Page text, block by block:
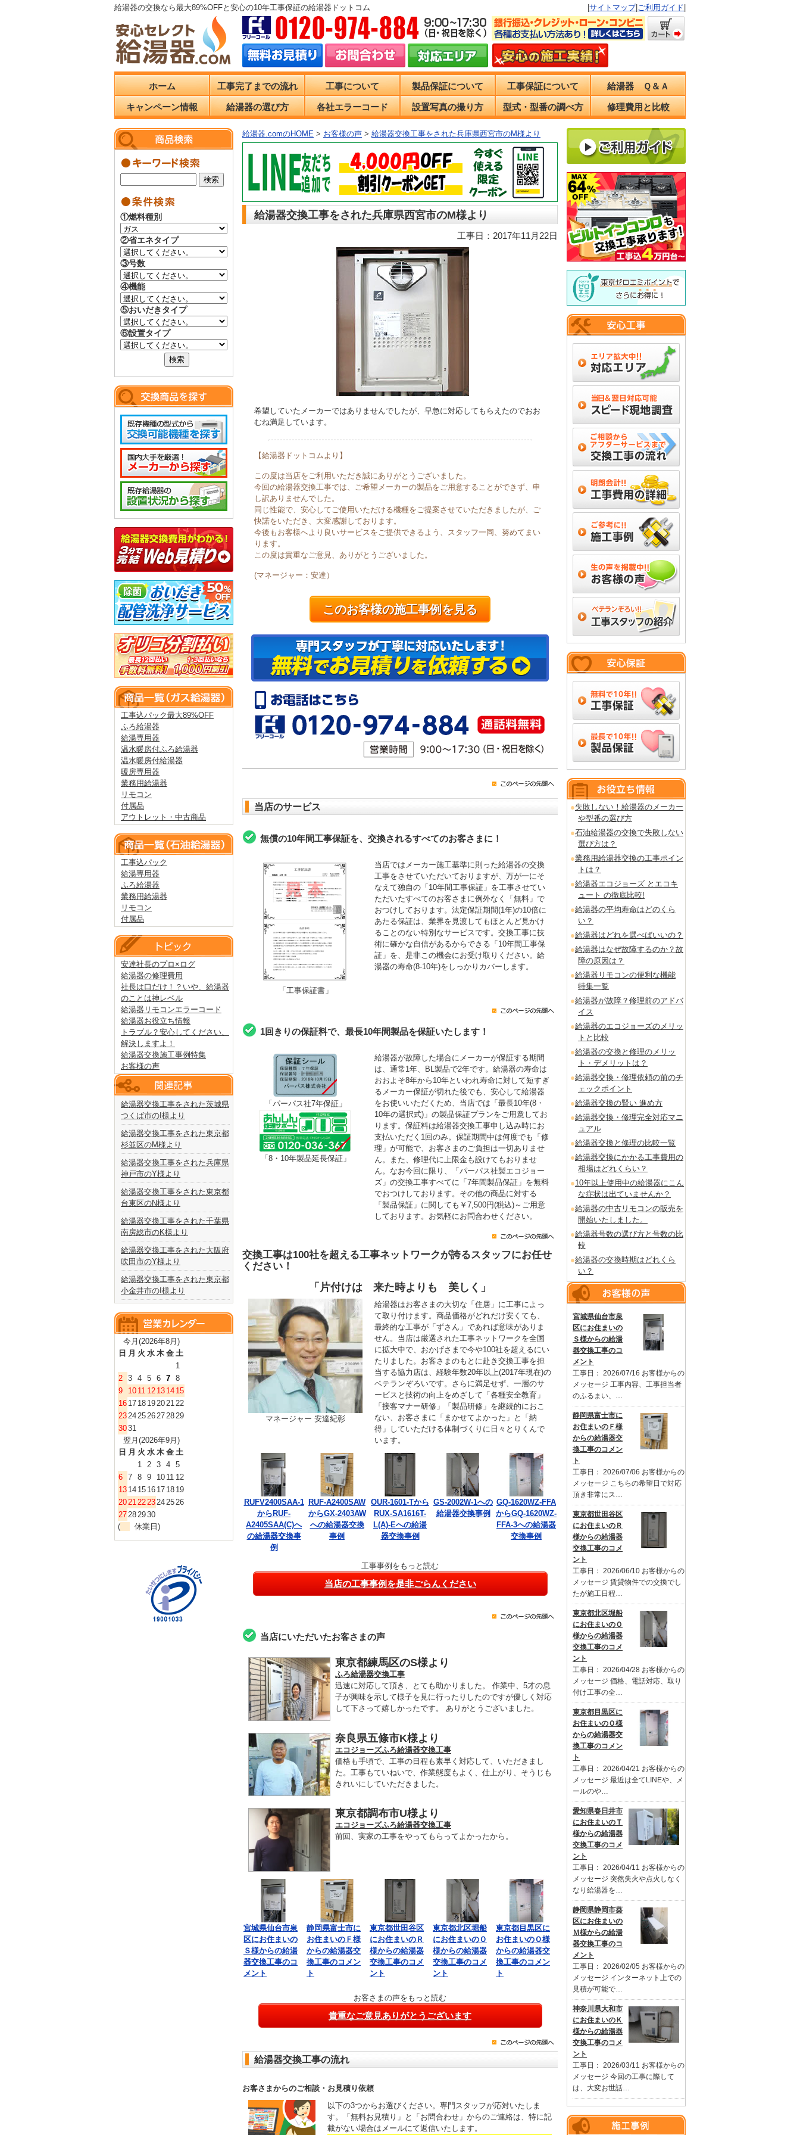
給湯器の交換なら最大89%OFFと安心の10年工事保証の給湯器ドットコム サイトマップ| ご利用ガイド
ホーム 工事完了までの流れ 工事について 製品保証について 工事保証について 給湯器 Ｑ＆Ａ
キャンペーン情報 給湯器の選び方 各社エラーコード 設置写真の撮り方 型式・型番の調べ方 修理費用と比較
①燃料種別
②省エネタイプ
③号数
④機能
⑤おいだきタイプ
⑥設置タイプ
工事込パック最大89%OFF
ふろ給湯器
給湯専用器
温水暖房付ふろ給湯器
温水暖房付給湯器
暖房専用器
業務用給湯器
リモコン
付属品
アウトレット・中古商品
工事込パック
給湯専用器
ふろ給湯器
業務用給湯器
リモコン
付属品
安達社長のプロ×ログ
給湯器の修理費用
社長は口だけ！？いや、給湯器
のことは神レベル
給湯器リモコンエラーコード
給湯器お役立ち情報
トラブル？安心してください、
解決しますよ！
給湯器交換施工事例特集
お客様の声
給湯器交換工事をされた茨城県
つくば市のI様より
給湯器交換工事をされた東京都
杉並区のM様より
給湯器交換工事をされた兵庫県
神戸市のY様より
給湯器交換工事をされた東京都
台東区のN様より
給湯器交換工事をされた千葉県
南房総市のK様より
給湯器交換工事をされた大阪府
吹田市のY様より
給湯器交換工事をされた東京都
小金井市のI様より
今月(2026年8月)
日 月 火 水 木 金 土
1
2 3 4 5 6 7 8
9
10 11 12 13 14 15
16 17 18 19202122
23242526272829
3031
翌月(2026年9月)
日 月 火 水 木 金 土
1 2 3 4 5
6 7 8 9 10 11 12
13 14 15 16 17 18 19
20212223242526
27282930
(
休業日)
失敗しない！給湯器のメーカー
や型番の選び方
石油給湯器の交換で失敗しない
選び方は？
業務用給湯器交換の工事ポイン
トは？
給湯器エコジョーズ とエコキ
ュート の徹底比較!
給湯器の平均寿命はどのくら
い？
給湯器はどれを選べばいいの？
給湯器はなぜ故障するのか？故
障の原因は？
給湯器リモコンの便利な機能
特集一覧
給湯器が故障？修理前のアドバ
イス
給湯器のエコジョーズのメリッ
トと比較
給湯器の交換と修理のメリッ
ト・デメリットは？
給湯器交換・修理依頼の前のチ
ェックポイント
給湯器交換の賢い 進め方
給湯器交換・修理完全対応マニ
ュアル
給湯器交換と修理の比較一覧
給湯器交換にかかる工事費用の
相場はどれくらい？
10年以上使用中の給湯器にこん
な症状は出ていませんか？
給湯器の中古リモコンの販売を
開始いたしました。
給湯器号数の選び方と号数の比
較
給湯器の交換時期はどれくら
い？
宮城県仙台市泉
区にお住まいの
Ｓ様からの給湯
器交換工事のコ
メント
工事日： 2026/07/16 お客様からの
メッセージ 工事内容、工事担当者
のふるまい、…
静岡県富士市に
お住まいのＦ様
からの給湯器交
換工事のコメン
ト
工事日： 2026/07/06 お客様からの
メッセージ こちらの希望日で対応
頂き非常にス…
東京都世田谷区
にお住まいのＲ
様からの給湯器
交換工事のコメ
ント
工事日： 2026/06/10 お客様からの
メッセージ 賃貸物件での交換でし
たが施工日程…
東京都北区堀船
にお住まいのＯ
様からの給湯器
交換工事のコメ
ント
工事日： 2026/04/28 お客様からの
メッセージ 価格、電話対応、取り
付け工事の全…
東京都目黒区に
お住まいのＯ様
からの給湯器交
換工事のコメン
ト
工事日： 2026/04/21 お客様からの
メッセージ 最近は全てLINEや、メ
ールのや…
愛知県春日井市
にお住まいのＴ
様からの給湯器
交換工事のコメ
ント
工事日： 2026/04/11 お客様からの
メッセージ 突然失火や点火しなく
なり給湯器を…
静岡県静岡市葵
区にお住まいの
Ｍ様からの給湯
器交換工事のコ
メント
工事日： 2026/02/05 お客様からの
メッセージ インターネット上での
見積が可能で…
神奈川県大和市
にお住まいのＫ
様からの給湯器
交換工事のコメ
ント
工事日： 2026/03/11 お客様からの
メッセージ 今回の工事に際して
は、大変お世話…
給湯器.comのHOME > お客様の声 > 給湯器交換工事をされた兵庫県西宮市のM様より
給湯器交換工事をされた兵庫県西宮市のM様より
工事日：2017年11月22日
希望していたメーカーではありませんでしたが、早急に対応してもらえたのでおお
むね満足しています。
【給湯器ドットコムより】
この度は当店をご利用いただき誠にありがとうございました。
今回の給湯器交換工事では、ご希望メーカーの製品をご用意することができず、申
し訳ありませんでした。
同じ性能で、安心してご使用いただける機種をご提案させていただきましたが、ご
快諾をいただき、大変感謝しております。
今後もお客様へより良いサービスをご提供できるよう、スタッフ一同、努めてまい
ります。
この度は貴重なご意見、ありがとうございました。
(マネージャー：安達）
このお客様の施工事例を見る
当店のサービス
無償の10年間工事保証を、交換されるすべてのお客さまに！
「工事保証書」
当店ではメーカー施工基準に則った給湯器の交換
工事をさせていただいておりますが、万が一にそ
なえて独自の「10年間工事保証」を工事させてい
ただいたすべてのお客さまに例外なく「無料」で
おつけしております。法定保証期間(1年)の10倍に
あたる保証は、業界を見渡してもほとんど見かけ
ることのない特別なサービスです。交換工事に技
術に確かな自信があるからできる「10年間工事保
証」を、是非この機会にお受け取りください。給
湯器の寿命(8-10年)をしっかりカバーします。
1回きりの保証料で、最長10年間製品を保証いたします！
「パーパス社7年保証」
「8・10年製品延長保証」
給湯器が故障した場合にメーカーが保証する期間
は、通常1年、BL製品で2年です。給湯器の寿命は
おおよそ8年から10年といわれ寿命に対して短すぎ
るメーカー保証が切れた後でも、安心して給湯器
をお使いいただくため、当店では「最長10年(8・
10年の選択式)」の製品保証プランをご用意してお
ります。保証料は給湯器交換工事申し込み時にお
支払いただく1回のみ。保証期間中は何度でも「修
理」が可能で、お客さまのご負担は一切ありませ
ん。また、修理代に上限金も設けてもおりませ
ん。なお今回に限り、「パーパス社製エコジョー
ズ」の交換工事すべてに「7年間製品保証」を無料
でおつけしております。その他の商品に対する
「製品保証」に関しても￥7,500円(税込)～ご用意
しております。お気軽にお問合わせください。
交換工事は100社を超える工事ネットワークが誇るスタッフにお任せ
ください！
「片付けは 来た時よりも 美しく」
マネージャー 安達紀彰
給湯器はお客さまの大切な「住居」に工事によっ
て取り付けます。商品価格がどれだけ安くても、
最終的な工事が「ずさん」であれば意味がありま
せん。当店は厳選された工事ネットワークを全国
に拡大中で、おかげさまで今や100社を超えるにい
たりました。お客さまのもとに赴き交換工事を担
当する協力店は、経験年数20年以上(2017年現在)の
ベテランぞろいです。さらに満足せず、一層のサ
ービスと技術の向上をめざして「各種安全教育」
「接客マナー研修」「製品研修」を継続的におこ
ない、お客さまに「まかせてよかった」と「納
得」していただける体制づくりに日々とりくんで
います。
RUFV2400SAA-1
からRUF-
A2405SAA(C)へ
の給湯器交換事
例
RUF-A2400SAW
からGX-2403AW
への給湯器交換
事例
OUR-1601-Tから
RUX-SA1616T-
L(A)-Eへの給湯
器交換事例
GS-2002W-1への
給湯器交換事例
GQ-1620WZ-FFA
からGQ-1620WZ-
FFA-3への給湯器
交換事例
工事事例をもっと読む
当店の工事事例を是非ごらんください
当店にいただいたお客さまの声
東京都練馬区のS様より
ふろ給湯器交換工事
迅速に対応して頂き、とても助かりました。 作業中、5才の息
子が興味を示して様子を見に行ったりしたのですが優しく対応
して下さって嬉しかったです。 ありがとうございました。
奈良県五條市K様より
エコジョーズふろ給湯器交換工事
価格も手頃で、工事の日程も素早く対応して、いただきまし
た。工事もていねいで、作業態度もよく、仕上がり、そうじも
きれいにしていただきました。
東京都調布市U様より
エコジョーズふろ給湯器交換工事
前回、実家の工事をやってもらってよかったから。
宮城県仙台市泉
区にお住まいの
Ｓ様からの給湯
器交換工事のコ
メント
静岡県富士市に
お住まいのＦ様
からの給湯器交
換工事のコメン
ト
東京都世田谷区
にお住まいのＲ
様からの給湯器
交換工事のコメ
ント
東京都北区堀船
にお住まいのＯ
様からの給湯器
交換工事のコメ
ント
東京都目黒区に
お住まいのＯ様
からの給湯器交
換工事のコメン
ト
お客さまの声をもっと読む
貴重なご意見ありがとうございます
給湯器交換工事の流れ
お客さまからのご相談・お見積り依頼
以下の3つからお選びください。専門スタッフが応対いたしま
す。「無料お見積り」と「お問合わせ」からのご連絡は、特に記
載がない場合はメールにて返信いたします。